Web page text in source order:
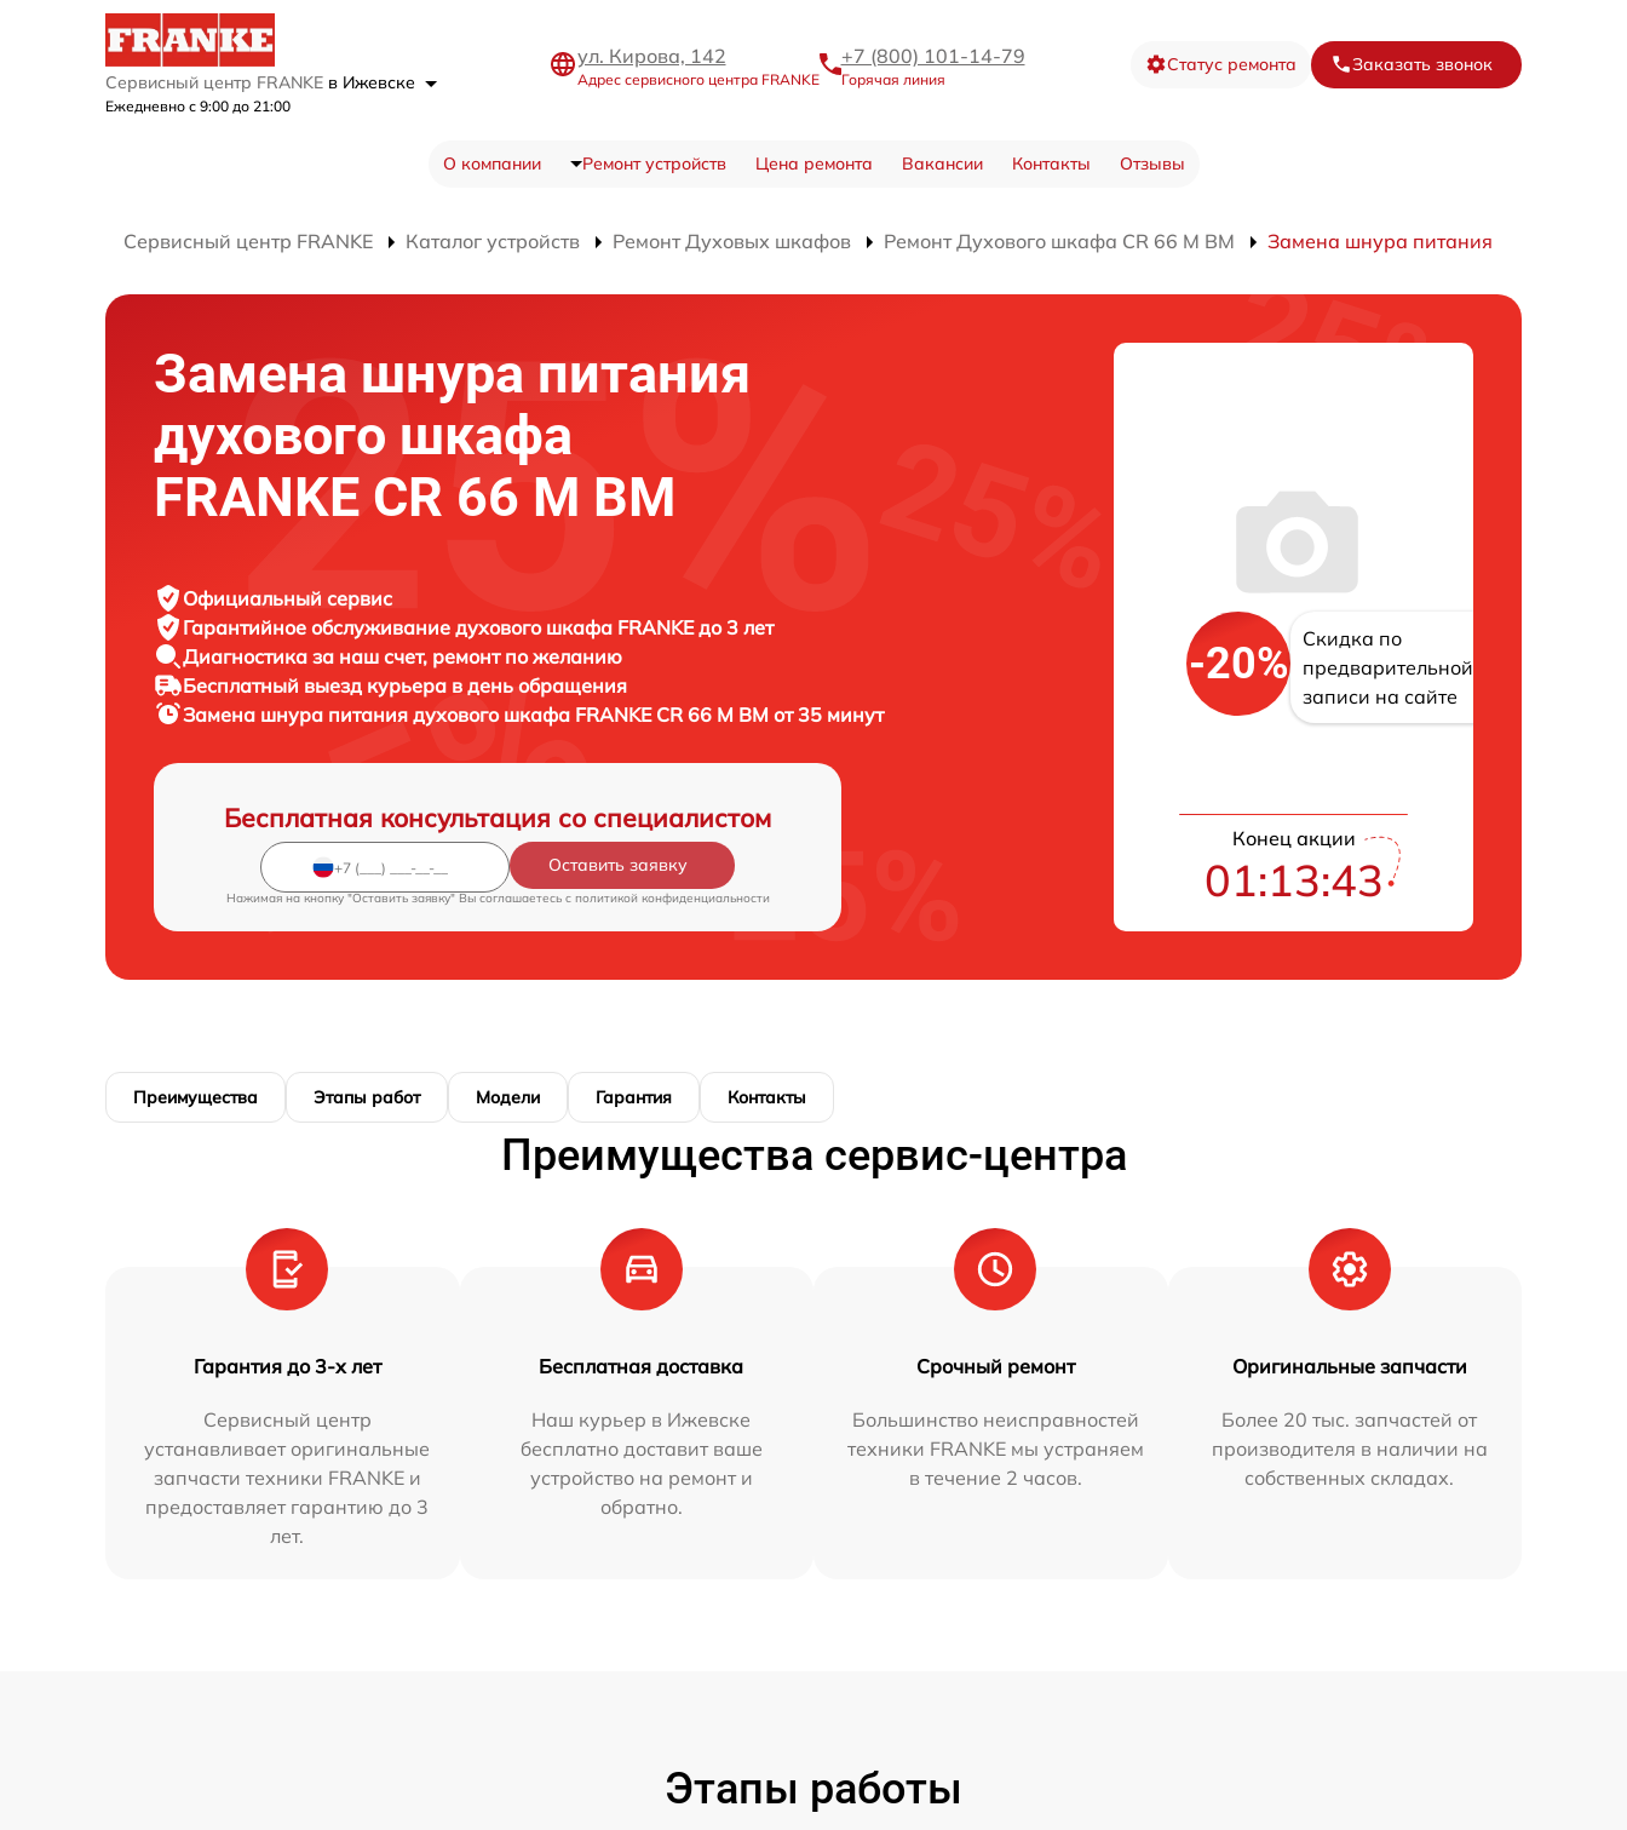
Сервисный центр FRANKE в Ижевске
Ежедневно с 9:00 до 21:00
ул. Кирова, 142
Адрес сервисного центра FRANKE
+7 (800) 101-14-79
Горячая линия
Статус ремонта Заказать звонок
О компании Ремонт устройств Цена ремонта Вакансии Контакты Отзывы
Сервисный центр FRANKE Каталог устройств Ремонт Духовых шкафов Ремонт Духового шкафа CR 66 M BM Замена шнура питания
Замена шнура питания
духового шкафа
FRANKE CR 66 M BM
Официальный сервис
Гарантийное обслуживание духового шкафа FRANKE до 3 лет
Диагностика за наш счет, ремонт по желанию
Бесплатный выезд курьера в день обращения
Замена шнура питания духового шкафа FRANKE CR 66 M BM от 35 минут
Бесплатная консультация со специалистом
Оставить заявку
Нажимая на кнопку "Оставить заявку" Вы соглашаетесь c политикой конфиденциальности
-20%
Скидка по
предварительной
записи на сайте
Конец акции
01:13:42
Преимущества Этапы работ Модели Гарантия Контакты
Преимущества сервис-центра
Гарантия до 3-х лет
Сервисный центр
устанавливает оригинальные
запчасти техники FRANKE и
предоставляет гарантию до 3
лет.
Бесплатная доставка
Наш курьер в Ижевске
бесплатно доставит ваше
устройство на ремонт и
обратно.
Срочный ремонт
Большинство неисправностей
техники FRANKE мы устраняем
в течение 2 часов.
Оригинальные запчасти
Более 20 тыс. запчастей от
производителя в наличии на
собственных складах.
Этапы работы